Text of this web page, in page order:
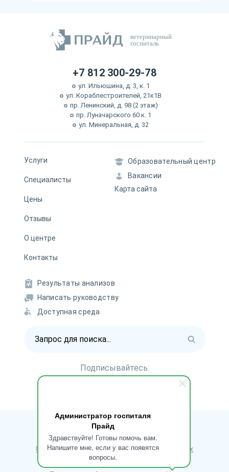
Администратор госпиталя
Прайд
Здравствуйте! Готовы помочь вам.
Напишите мне, если у вас появятся
вопросы.
ветеринарный
госпиталь
+7 812 300-29-78
ул. Ильюшина, д. 3, к. 1
ул. Кораблестроителей, 21к1В
пр. Ленинский, д. 98 (2 этаж)
пр. Луначарского 60 к. 1
ул. Минеральная, д. 32
Услуги
Специалисты
Цены
Отзывы
О центре
Контакты
Образовательный центр
Вакансии
Карта сайта
Результаты анализов
Написать руководству
Доступная среда
Подписывайтесь:
Политика обработки персональных данных
Согласие на обработку персональных данных